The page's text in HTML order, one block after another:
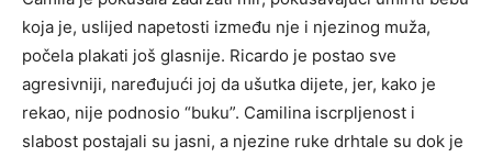
koja je, uslijed napetosti između nje i njezinog muža,
počela plakati još glasnije. Ricardo je postao sve
agresivniji, naređujući joj da ušutka dijete, jer, kako je
rekao, nije podnosio “buku”. Camilina iscrpljenost i
slabost postajali su jasni, a njezine ruke drhtale su dok je